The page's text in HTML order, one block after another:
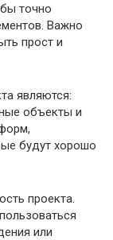
точно
Важно
прост и
являются:
объекты и
будут хорошо
проекта.
или